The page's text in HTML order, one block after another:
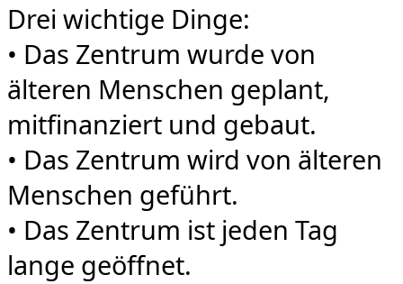
Drei wichtige Dinge:
• Das Zentrum wurde von
älteren Menschen geplant,
mitfinanziert und gebaut.
• Das Zentrum wird von älteren
Menschen geführt.
• Das Zentrum ist jeden Tag
lange geöffnet.